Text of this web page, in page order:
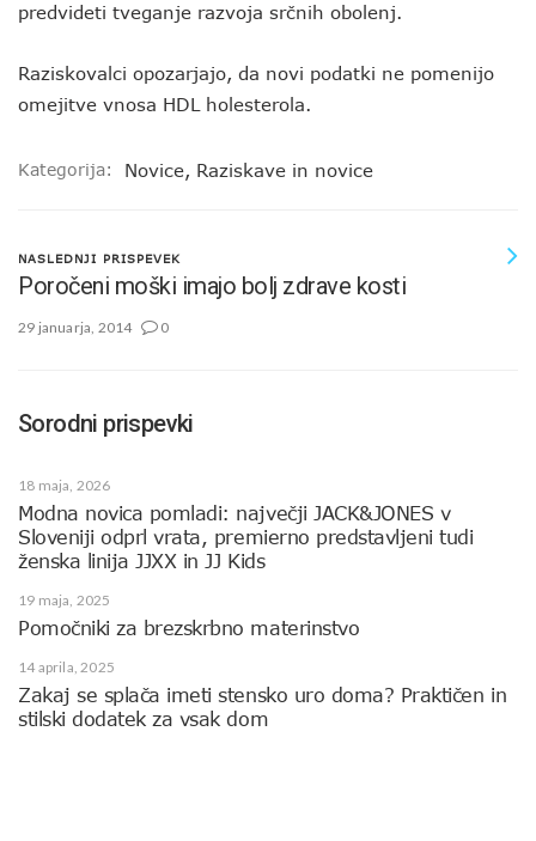
predvideti tveganje razvoja srčnih obolenj.
Raziskovalci opozarjajo, da novi podatki ne pomenijo
omejitve vnosa HDL holesterola.
Kategorija: Novice, Raziskave in novice
NASLEDNJI PRISPEVEK
Poročeni moški imajo bolj zdrave kosti
29 januarja, 2014 0
Sorodni prispevki
18 maja, 2026
Modna novica pomladi: največji JACK&JONES v
Sloveniji odprl vrata, premierno predstavljeni tudi
ženska linija JJXX in JJ Kids
19 maja, 2025
Pomočniki za brezskrbno materinstvo
14 aprila, 2025
Zakaj se splača imeti stensko uro doma? Praktičen in
stilski dodatek za vsak dom